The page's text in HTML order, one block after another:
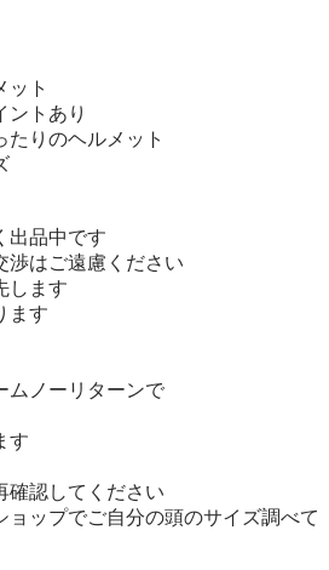
ット
ントあり
たりのヘルメット
出品中です
渉はご遠慮ください
します
ます
ムノーリターンで
す
確認してください
ョップでご自分の頭のサイズ調べて